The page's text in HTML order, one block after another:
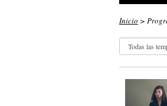
O
R
Q
U
E
Inicio >